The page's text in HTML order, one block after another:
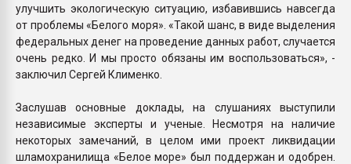
улучшить экологическую ситуацию, избавившись навсегда
от проблемы «Белого моря». «Такой шанс, в виде выделения
федеральных денег на проведение данных работ, случается
очень редко. И мы просто обязаны им воспользоваться», -
заключил Сергей Клименко.
Заслушав основные доклады, на слушаниях выступили
независимые эксперты и ученые. Несмотря на наличие
некоторых замечаний, в целом ими проект ликвидации
шламохранилища «Белое море» был поддержан и одобрен.